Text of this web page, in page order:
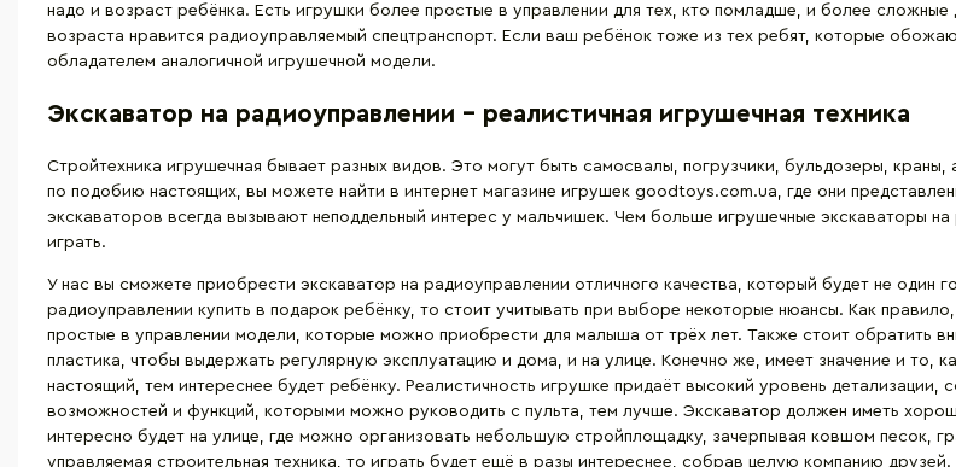
надо и возраст ребёнка. Есть игрушки более простые в управлении для тех, кто помладше, и более
возраста нравится радиоуправляемый спецтранспорт. Если ваш ребёнок тоже из тех ребят, которые
обладателем аналогичной игрушечной модели.
Экскаватор на радиоуправлении – реалистичная игрушечная техника
Стройтехника игрушечная бывает разных видов. Это могут быть самосвалы, погрузчики, бульдозеры,
по подобию настоящих, вы можете найти в интернет магазине игрушек goodtoys.com.ua, где они
экскаваторов всегда вызывают неподдельный интерес у мальчишек. Чем больше игрушечные экскаваторы
играть.
У нас вы сможете приобрести экскаватор на радиоуправлении отличного качества, который будет не один
радиоуправлении купить в подарок ребёнку, то стоит учитывать при выборе некоторые нюансы. Как
простые в управлении модели, которые можно приобрести для малыша от трёх лет. Также стоит обратить
пластика, чтобы выдержать регулярную эксплуатацию и дома, и на улице. Конечно же, имеет значение и то,
настоящий, тем интереснее будет ребёнку. Реалистичность игрушке придаёт высокий уровень
возможностей и функций, которыми можно руководить с пульта, тем лучше. Экскаватор должен иметь
интересно будет на улице, где можно организовать небольшую стройплощадку, зачерпывая ковшом песок,
управляемая строительная техника, то играть будет ещё в разы интереснее, собрав целую компанию друзей.